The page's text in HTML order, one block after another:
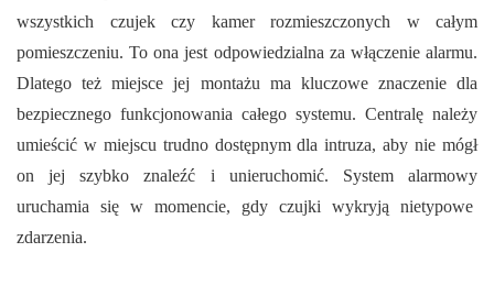
wszystkich czujek czy kamer rozmieszczonych w całym
pomieszczeniu. To ona jest odpowiedzialna za włączenie alarmu.
Dlatego też miejsce jej montażu ma kluczowe znaczenie dla
bezpiecznego funkcjonowania całego systemu. Centralę należy
umieścić w miejscu trudno dostępnym dla intruza, aby nie mógł
on jej szybko znaleźć i unieruchomić. System alarmowy
uruchamia się w momencie, gdy czujki wykryją nietypowe
zdarzenia.